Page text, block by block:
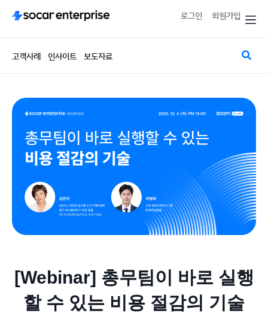
로그인 회원가입
고객사례 인사이트 보도자료
[Webinar] 총무팀이 바로 실행
할 수 있는 비용 절감의 기술